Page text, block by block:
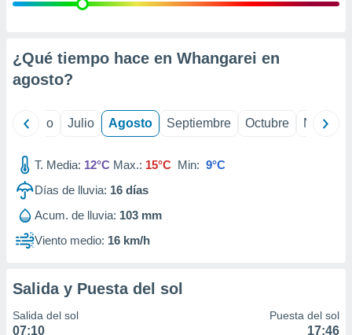
e
mediante
de
1199
¿Qué tiempo hace en Whangarei en
agosto?
Junio Julio Agosto Septiembre Octubre
T. Media: 12°C Max.: 15°C Min: 9°C
Días de lluvia: 16 días
Acum. de lluvia: 103 mm
Viento medio: 16 km/h
Salida y Puesta del sol
Salida del sol
07:10
Puesta del sol
17:46